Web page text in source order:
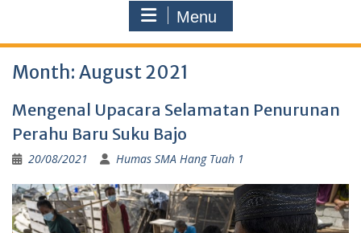
Menu
Month: August 2021
Mengenal Upacara Selamatan Penurunan
Perahu Baru Suku Bajo
20/08/2021 Humas SMA Hang Tuah 1